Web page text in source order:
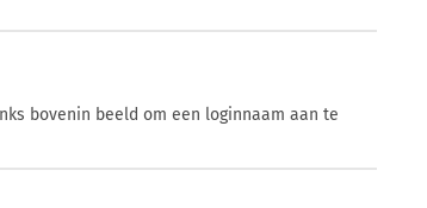
bovenin beeld om een loginnaam aan te